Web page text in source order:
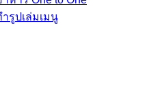
รูปเล่มเมนู